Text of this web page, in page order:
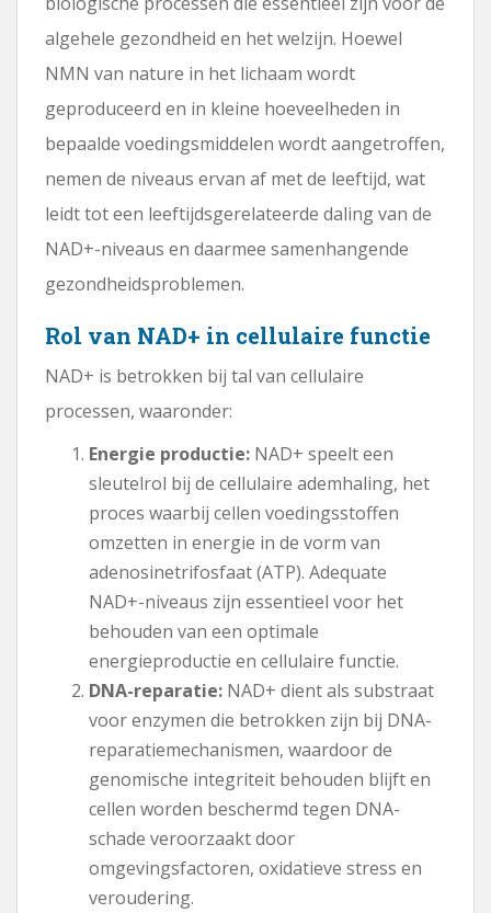
algehele gezondheid en het welzijn. Hoewel
NMN van nature in het lichaam wordt
geproduceerd en in kleine hoeveelheden in
bepaalde voedingsmiddelen wordt aangetroffen,
nemen de niveaus ervan af met de leeftijd, wat
leidt tot een leeftijdsgerelateerde daling van de
NAD+-niveaus en daarmee samenhangende
gezondheidsproblemen.
Rol van NAD+ in cellulaire functie
NAD+ is betrokken bij tal van cellulaire
processen, waaronder:
Energie productie: NAD+ speelt een
sleutelrol bij de cellulaire ademhaling, het
proces waarbij cellen voedingsstoffen
omzetten in energie in de vorm van
adenosinetrifosfaat (ATP). Adequate
NAD+-niveaus zijn essentieel voor het
behouden van een optimale
energieproductie en cellulaire functie.
DNA-reparatie: NAD+ dient als substraat
voor enzymen die betrokken zijn bij DNA-
reparatiemechanismen, waardoor de
genomische integriteit behouden blijft en
cellen worden beschermd tegen DNA-
schade veroorzaakt door
omgevingsfactoren, oxidatieve stress en
veroudering.